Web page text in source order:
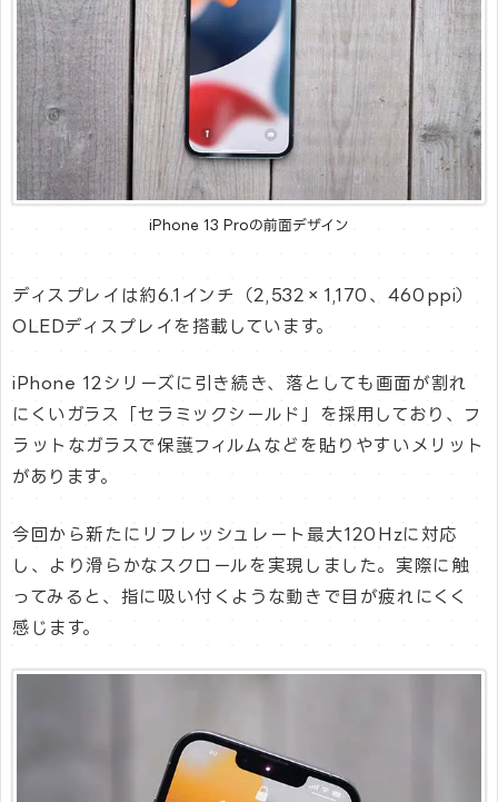
iPhone 13 Proの前面デザイン
ディスプレイは約6.1インチ（2,532×1,170、460ppi）
OLEDディスプレイを搭載しています。
iPhone 12シリーズに引き続き、落としても画面が割れ
にくいガラス「セラミックシールド」を採用しており、フ
ラットなガラスで保護フィルムなどを貼りやすいメリット
があります。
今回から新たにリフレッシュレート最大120Hzに対応
し、より滑らかなスクロールを実現しました。実際に触
ってみると、指に吸い付くような動きで目が疲れにくく
感じます。